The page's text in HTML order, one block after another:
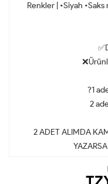
Renkler | •Siyah
?1
2
2 ADET ALIMDA